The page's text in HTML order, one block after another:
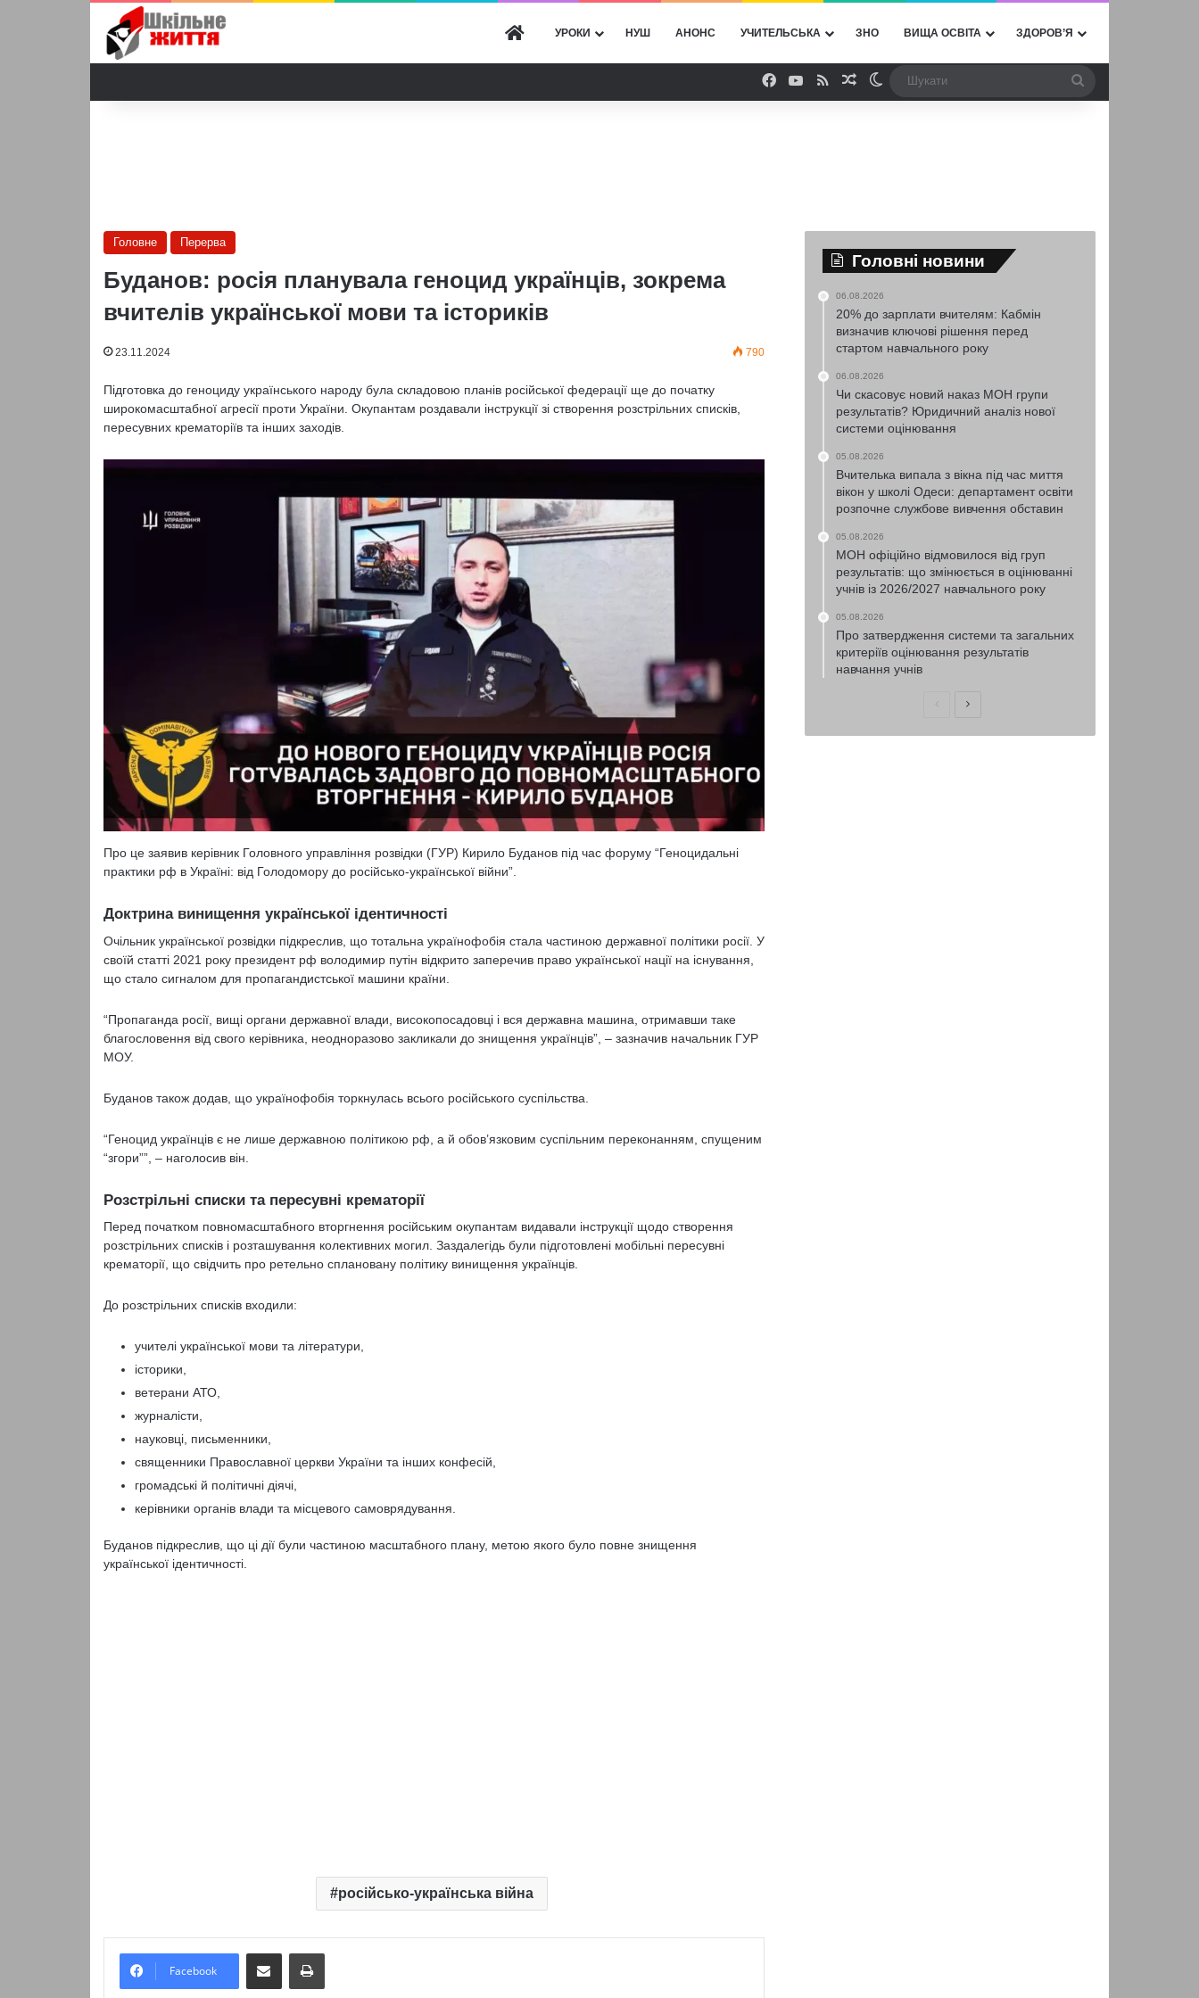
ГОЛОВНА
УРОКИ НУШ АНОНС УЧИТЕЛЬСЬКА ЗНО ВИЩА ОСВІТА ЗДОРОВ’Я
Facebook
YouTube
RSSВипадкова стаття
Switch skin
Головне Перерва
Буданов: росія планувала геноцид українців, зокрема
вчителів української мови та істориків
23.11.2024 790
Підготовка до геноциду українського народу була складовою планів російської федерації ще до початку
широкомасштабної агресії проти України. Окупантам роздавали інструкції зі створення розстрільних списків,
пересувних крематоріїв та інших заходів.
Про це заявив керівник Головного управління розвідки (ГУР) Кирило Буданов під час форуму “Геноцидальні
практики рф в Україні: від Голодомору до російсько-української війни”.
Доктрина винищення української ідентичності
Очільник української розвідки підкреслив, що тотальна українофобія стала частиною державної політики росії. У
своїй статті 2021 року президент рф володимир путін відкрито заперечив право української нації на існування,
що стало сигналом для пропагандистської машини країни.
“Пропаганда росії, вищі органи державної влади, високопосадовці і вся державна машина, отримавши таке
благословення від свого керівника, неодноразово закликали до знищення українців”, – зазначив начальник ГУР
МОУ.
Буданов також додав, що українофобія торкнулась всього російського суспільства.
“Геноцид українців є не лише державною політикою рф, а й обов’язковим суспільним переконанням, спущеним
“згори””, – наголосив він.
Розстрільні списки та пересувні крематорії
Перед початком повномасштабного вторгнення російським окупантам видавали інструкції щодо створення
розстрільних списків і розташування колективних могил. Заздалегідь були підготовлені мобільні пересувні
крематорії, що свідчить про ретельно сплановану політику винищення українців.
До розстрільних списків входили:
учителі української мови та літератури,
історики,
ветерани АТО,
журналісти,
науковці, письменники,
священники Православної церкви України та інших конфесій,
громадські й політичні діячі,
керівники органів влади та місцевого самоврядування.
Буданов підкреслив, що ці дії були частиною масштабного плану, метою якого було повне знищення
української ідентичності.
російсько-українська війна
Facebook
Надіслати електронною поштоюНадрукувати
Головні новини
06.08.2026
20% до зарплати вчителям: Кабмін
визначив ключові рішення перед
стартом навчального року
06.08.2026
Чи скасовує новий наказ МОН групи
результатів? Юридичний аналіз нової
системи оцінювання
05.08.2026
Вчителька випала з вікна під час миття
вікон у школі Одеси: департамент освіти
розпочне службове вивчення обставин
05.08.2026
МОН офіційно відмовилося від груп
результатів: що змінюється в оцінюванні
учнів із 2026/2027 навчального року
05.08.2026
Про затвердження системи та загальних
критеріїв оцінювання результатів
навчання учнів
ПопередняНаступна